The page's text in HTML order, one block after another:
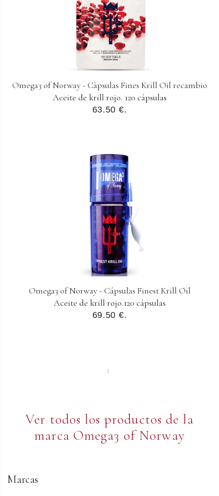
Omega3 of Norway - Càpsulas Fines Krill Oil recambio
Aceite de krill rojo. 120 cápsulas
63.50 €.
Omega3 of Norway - Cápsulas Finest Krill Oil
Aceite de krill rojo.120 cápsulas
69.50 €.
1
Ver todos los productos de la
marca Omega3 of Norway
Marcas